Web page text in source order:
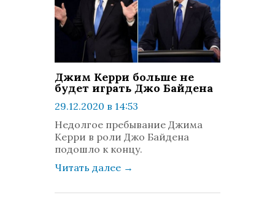
Джим Керри больше не
будет играть Джо Байдена
29.12.2020 в 14:53
просмотров: 711
комментариев: 0
Недолгое пребывание Джима
Керри в роли Джо Байдена
подошло к концу.
Читать далее →